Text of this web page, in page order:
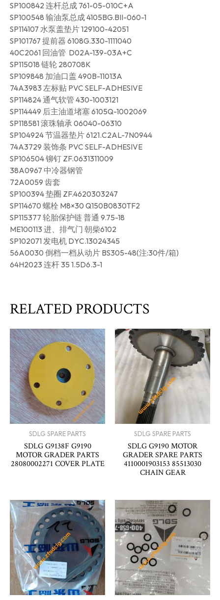
SP100842 连杆总成 761-05-010C+A
SP100548 输油泵总成 4105BG.BII-060-1
SP114107 水泵盖垫片 129100-42051
SP101767 提前器 6108G.330-1111040
40C2061 回油管 D02A-139-03A+C
SP115018 链轮 280708K
SP109848 加油口盖 490B-11013A
74A3983 左标贴 PVC SELF-ADHESIVE
SP114824 通气软管 430-1003121
SP114449 后主油道堵塞 6105Q-1002069
SP118581 滚珠轴承 06040-06310
SP104924 节温器垫片 6121.C2AL-7N0944
74A3729 装饰条 PVC SELF-ADHESIVE
SP106504 铆钉 ZF.0631311009
38A0967 中冷器钢管
72A0059 齿套
SP100394 垫圈 ZF.4620303247
SP114670 螺栓 M8×30 Q150B0830TF2
SP115377 轮胎保护链 普通 9.75-18
ME100113 进、排气门 朝柴6102
SP102071 发电机 DYC.13024345
56A0030 倒档一档从动片 BS305-48(注:30件/箱)
64H2023 连杆 35 1.5D6.3-1
RELATED PRODUCTS
SDLG SPARE PARTS
SDLG G9138F G9190
MOTOR GRADER PARTS
28080002271 COVER PLATE
SDLG SPARE PARTS
SDLG G9190 MOTOR
GRADER SPARE PARTS
4110001903153 85513030
CHAIN GEAR